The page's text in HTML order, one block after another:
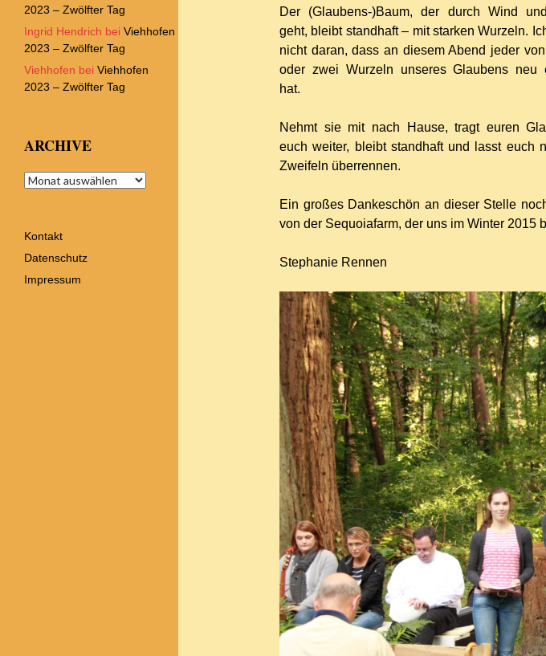
Der (Glaubens-)Baum, der durch Wind
geht, bleibt standhaft – mit starken Wurzeln.
nicht daran, dass an diesem Abend jeder
oder zwei Wurzeln unseres Glaubens neu
hat.
Nehmt sie mit nach Hause, tragt euren
euch weiter, bleibt standhaft und lasst euch
Zweifeln überrennen.
Ein großes Dankeschön an dieser Stelle
von der Sequoiafarm, der uns im Winter 2015
Stephanie Rennen
2023 – Zwölfter Tag
Ingrid Hendrich bei Viehhofen
2023 – Zwölfter Tag
Viehhofen bei Viehhofen
2023 – Zwölfter Tag
ARCHIVE
Archive
Kontakt
Datenschutz
Impressum